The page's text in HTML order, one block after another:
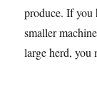
produce. If you
smaller
large herd, you